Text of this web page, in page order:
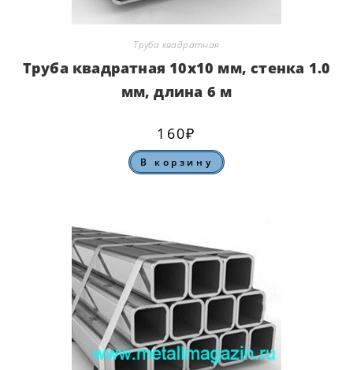
Труба квадратная
Труба квадратная 10х10 мм, стенка 1.0
мм, длина 6 м
160₽
В корзину